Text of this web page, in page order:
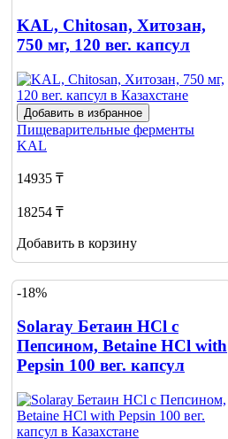
KAL, Chitosan, Хитозан,
750 мг, 120 вег. капсул
Добавить в избранное
Пищеварительные ферменты
KAL
14935 ₸
18254 ₸
Добавить в корзину
-18%
Solaray Бетаин HCl с
Пепсином, Betaine HCl with
Pepsin 100 вег. капсул